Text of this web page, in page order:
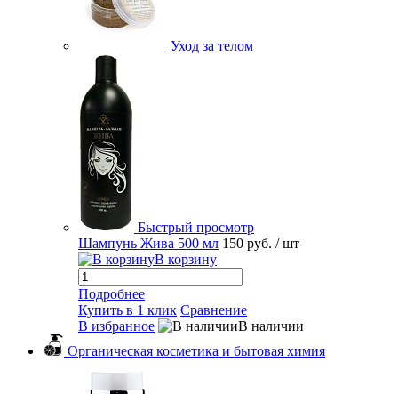
Уход за телом
Быстрый просмотр
Шампунь Жива 500 мл 150 руб. / шт
В корзину
Подробнее
Купить в 1 клик Сравнение
В избранное
В наличии
Органическая косметика и бытовая химия